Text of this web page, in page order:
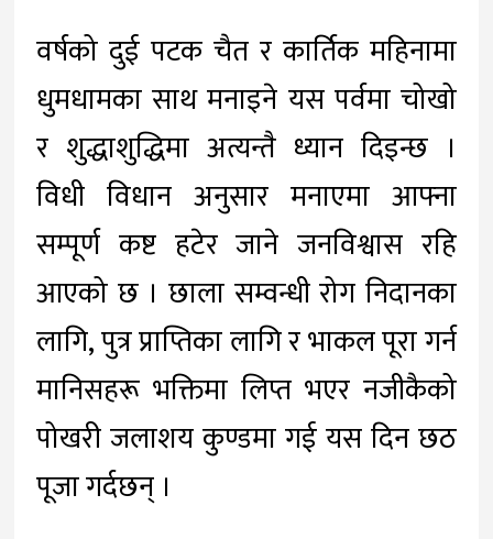
वर्षको दुई पटक चैत र कार्तिक महिनामा
धुमधामका साथ मनाइने यस पर्वमा चोखो
र शुद्धाशुद्धिमा अत्यन्तै ध्यान दिइन्छ ।
विधी विधान अनुसार मनाएमा आफ्ना
सम्पूर्ण कष्ट हटेर जाने जनविश्वास रहि
आएको छ । छाला सम्वन्धी रोग निदानका
लागि, पुत्र प्राप्तिका लागि र भाकल पूरा गर्न
मानिसहरू भक्तिमा लिप्त भएर नजीकैको
पोखरी जलाशय कुण्डमा गई यस दिन छठ
पूजा गर्दछन् ।